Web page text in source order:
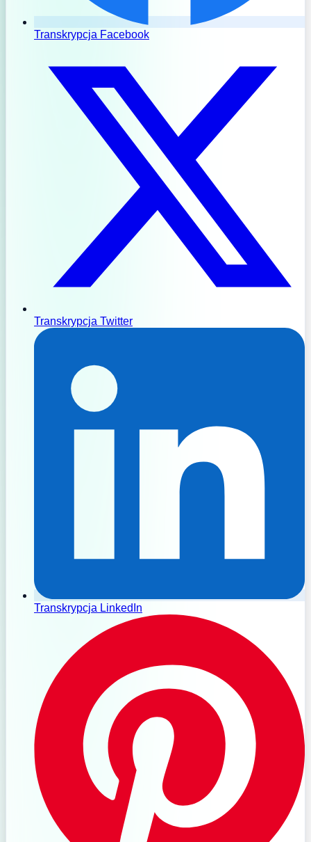
Transkrypcja Facebook
Transkrypcja Twitter
Transkrypcja LinkedIn